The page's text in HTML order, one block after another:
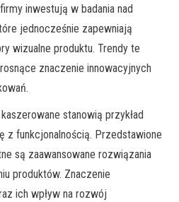
inwestują w badania nad
jednocześnie zapewniają
wizualne produktu. Trendy te
znaczenie innowacyjnych
stanowią przykład
z funkcjonalnością. Przedstawione
są zaawansowane rozwiązania
produktów. Znaczenie
ich wpływ na rozwój